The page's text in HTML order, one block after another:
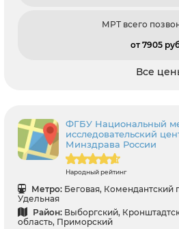
МРТ всего
от 7905
Все
ФГБУ Национальный
исследовательский
Минздрава России
Народный рейтинг
Метро: Беговая, Комендантский
Удельная
Район: Выборгский,
область, Приморский